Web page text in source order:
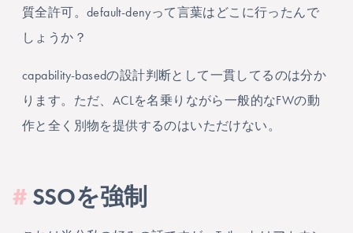
質全許可。default-denyって言葉はどこに行ったんで
しょうか？
capability-basedの設計判断として一貫してるのは分か
ります。ただ、ACLを名乗りながら一般的なFWの動
作と全く別物を提供するのはいただけない。
# SSOを強制